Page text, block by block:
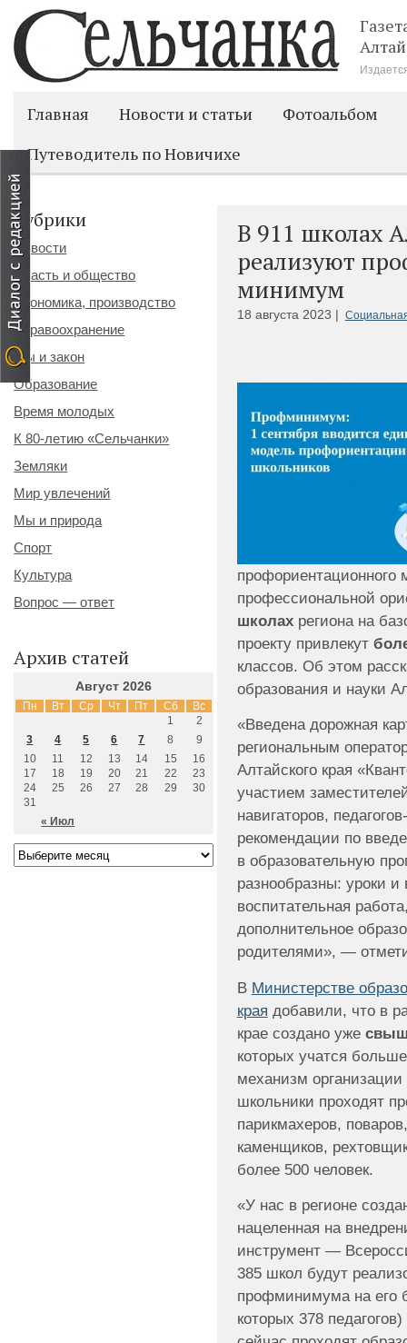
Главная Новости и статьи
Фотоальбом
Путеводитель по Новичихе
В 911 школах
реализуют
минимум
18 августа 2023 |
профессиональной
школахрегиона на
проекту привлекут
классов. Об этом
образования и науки
«Введена дорожная
региональным
Алтайского края
участием
навигаторов,
рекомендации по
в образовательную
разнообразны: уроки и
воспитательная
дополнительное
родителями», —
В Министерстве
края добавили, что в
крае создано уже
которых учатся
механизм
школьники проходят
парикмахеров,
каменщиков,
более 500 человек.
«У нас в регионе
нацеленная на
инструмент —
385 школ будут
профминимума на его
которых 378
Рубрики
Новости
Власть и общество
Экономика, производство
Здравоохранение
Мы и закон
Образование
Время молодых
К 80-летию «Сельчанки»
Земляки
Мир увлечений
Мы и природа
Спорт
Культура
Вопрос — ответ
Архив статей
Август 2026
Пн Вт Ср Чт Пт Сб Вс
« Июл
1
2
3
4 5 6 7 8
9
10
11 12 13 14 15
16
17
18 19 20 21 22
23
24
25 26 27 28 29
30
31